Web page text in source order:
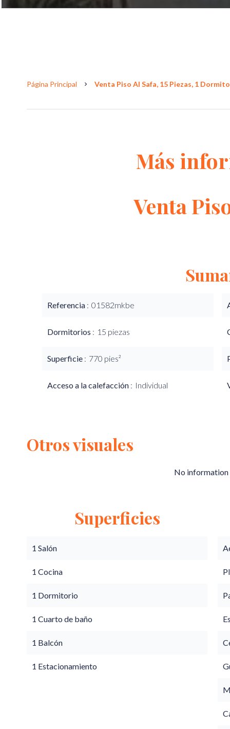
Página Principal Venta Piso Al Safa, 15 Piezas, 1
Más
Venta
Referencia 01582mkbe
Dormitorios 15 piezas
Superficie 770 pies²
Acceso a la calefacción Individual
Otros visuales
No information
Superficies
1 Salón
1 Cocina
1 Dormitorio
1 Cuarto de baño
1 Balcón
1 Estacionamiento